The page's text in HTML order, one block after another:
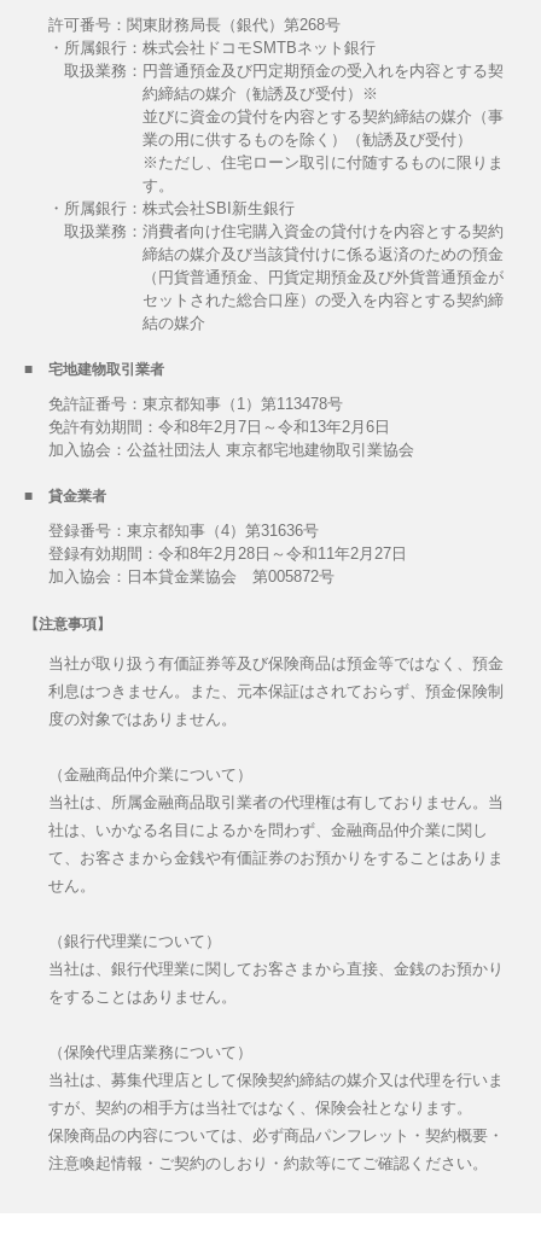
許可番号：関東財務局長（銀代）第268号
・所属銀行：株式会社ドコモSMTBネット銀行
取扱業務： 円普通預金及び円定期預金の受入れを内容とする契
約締結の媒介（勧誘及び受付）※
並びに資金の貸付を内容とする契約締結の媒介（事
業の用に供するものを除く）（勧誘及び受付）
※ただし、住宅ローン取引に付随するものに限りま
す。
・所属銀行：株式会社SBI新生銀行
取扱業務： 消費者向け住宅購入資金の貸付けを内容とする契約
締結の媒介及び当該貸付けに係る返済のための預金
（円貨普通預金、円貨定期預金及び外貨普通預金が
セットされた総合口座）の受入を内容とする契約締
結の媒介
宅地建物取引業者
免許証番号：東京都知事（1）第113478号
免許有効期間：令和8年2月7日～令和13年2月6日
加入協会：公益社団法人 東京都宅地建物取引業協会
貸金業者
登録番号：東京都知事（4）第31636号
登録有効期間：令和8年2月28日～令和11年2月27日
加入協会：日本貸金業協会 第005872号
【注意事項】
当社が取り扱う有価証券等及び保険商品は預金等ではなく、預金
利息はつきません。また、元本保証はされておらず、預金保険制
度の対象ではありません。
（金融商品仲介業について）
当社は、所属金融商品取引業者の代理権は有しておりません。当
社は、いかなる名目によるかを問わず、金融商品仲介業に関し
て、お客さまから金銭や有価証券のお預かりをすることはありま
せん。
（銀行代理業について）
当社は、銀行代理業に関してお客さまから直接、金銭のお預かり
をすることはありません。
（保険代理店業務について）
当社は、募集代理店として保険契約締結の媒介又は代理を行いま
すが、契約の相手方は当社ではなく、保険会社となります。
保険商品の内容については、必ず商品パンフレット・契約概要・
注意喚起情報・ご契約のしおり・約款等にてご確認ください。